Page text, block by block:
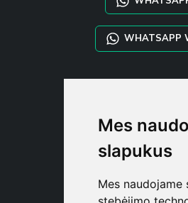
Mes
slapukus
Mes naudojame
WHATSAPP
TAYLOR MADE